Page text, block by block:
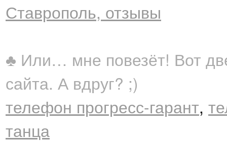
Ставрополь, отзывы
♣ Или… мне повезёт! Вот
сайта. А вдруг? ;)
телефон прогресс-гарант,
танца